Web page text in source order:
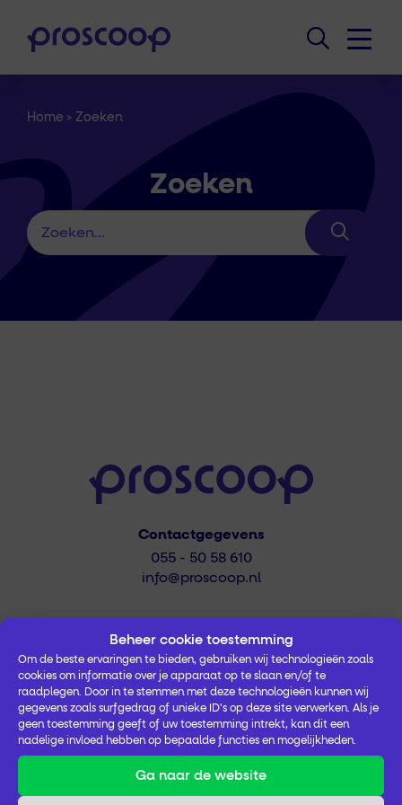
Beheer cookie toestemming
Om de beste ervaringen te bieden, gebruiken wij technologieën zoals
cookies om informatie over je apparaat op te slaan en/of te
raadplegen. Door in te stemmen met deze technologieën kunnen wij
gegevens zoals surfgedrag of unieke ID's op deze site verwerken. Als je
geen toestemming geeft of uw toestemming intrekt, kan dit een
nadelige invloed hebben op bepaalde functies en mogelijkheden.
Ga naar de website
Home > Zoeken
Zoeken
Contactgegevens
055 - 50 58 610
info@proscoop.nl
Aanmelden nieuwsbrief
Wil je op de hoogte blijven van het laatste
zorgnieuws in jouw regio? Meld je dan aan
voor de nieuwsbrief.